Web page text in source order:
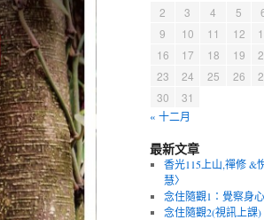
« 十二月
2
3 4 5
9
10 11 12
16
17 18 19
23
24 25 26
30
31
最新文章
香光115上山,禪修 &
慧〉
念住隨觀1：覺察身
念住隨觀2(視訊上課)